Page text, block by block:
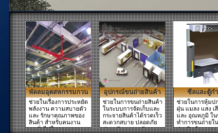
พัดลมอุตสหกรรมกวน
ปรับอากาศ
ช่วยในเรื่องการประหยัด
พลังงาน ความสบายตัว
และ รักษาคุณภาพของ
สินค้า สำหรับคนงาน
คนทั่วไปในอาคาร รว...
อุปกรณ์ขนถ่ายสินค้า
ช่วยในการขนถ่ายสินค้า
ในระบบการจัดเก็บและ
กระจายสินค้าได้รวดเร็ว
สะดวกสบาย ปลอดภัย
ประหยัดเวลา พลังงาน...
ซีลและตู้ก
ช่วยในการหุ้มป
ฝุ่น แมลง แสง เ
และ อุณหภูมิ ใ
ทำการขนถ่ายใ
ถ่ายสินค้า และก